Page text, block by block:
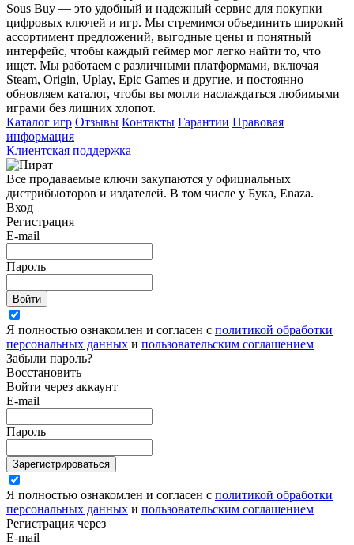
Sous Buy — это удобный и надежный сервис для покупки
цифровых ключей и игр. Мы стремимся объединить широкий
ассортимент предложений, выгодные цены и понятный
интерфейс, чтобы каждый геймер мог легко найти то, что
ищет. Мы работаем с различными платформами, включая
Steam, Origin, Uplay, Epic Games и другие, и постоянно
обновляем каталог, чтобы вы могли наслаждаться любимыми
играми без лишних хлопот.
Каталог игр Отзывы Контакты Гарантии Правовая
информация
Клиентская поддержка
Все продаваемые ключи закупаются у официальных
дистрибьюторов и издателей. В том числе у Бука, Enaza.
Вход
Регистрация
E-mail
Пароль
Войти
Я полностью ознакомлен и согласен с политикой обработки
персональных данных и пользовательским соглашением
Забыли пароль?
Восстановить
Войти через аккаунт
E-mail
Пароль
Зарегистрироваться
Я полностью ознакомлен и согласен с политикой обработки
персональных данных и пользовательским соглашением
Регистрация через
E-mail